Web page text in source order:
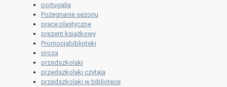
portugalia
Pożegnanie sezonu
prace plastyczne
prezent książkowy
Promocjabiblioteki
proza
przedszkolaki
przedszkolaki czytają
przedszkolaki w bibliotece